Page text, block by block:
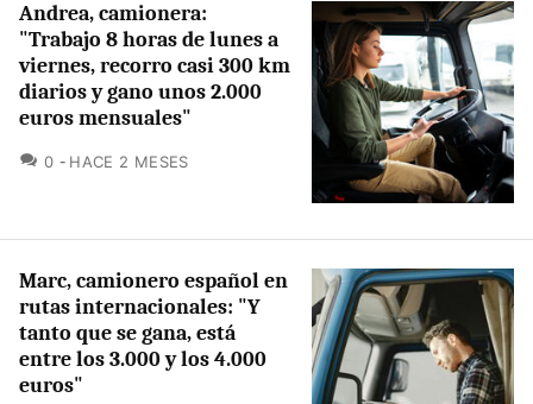
Andrea, camionera:
"Trabajo 8 horas de lunes a
viernes, recorro casi 300 km
diarios y gano unos 2.000
euros mensuales"
0 COMENTARIOS
HACE 2 MESES
Marc, camionero español en
rutas internacionales: "Y
tanto que se gana, está
entre los 3.000 y los 4.000
euros"